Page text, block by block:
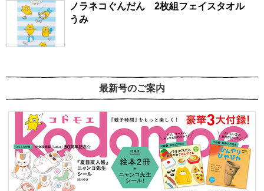
ノラネコぐんだん 2枚組フェイスタオル
うみ
最新号のご案内